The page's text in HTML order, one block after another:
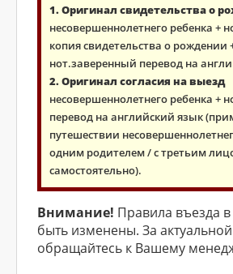
1. Оригинал свидетельства о
несовершеннолетнего ребенка +
копия свидетельства о рождении
нот.заверенный перевод на
2. Оригинал согласия на выезд
несовершеннолетнего ребенка +
перевод на английский язык
путешествии
одним родителем / с третьим
самостоятельно).
Внимание! Правила въезда в
быть изменены. За
обращайтесь к Вашему